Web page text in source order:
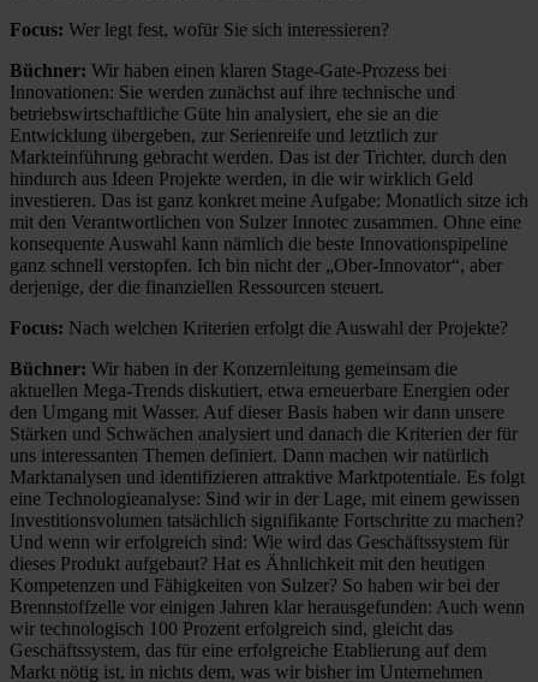
Focus: Wer legt fest, wofür Sie sich interessieren?
Büchner: Wir haben einen klaren Stage-Gate-Prozess bei
Innovationen: Sie werden zunächst auf ihre technische und
betriebswirtschaftliche Güte hin analysiert, ehe sie an die
Entwicklung übergeben, zur Serienreife und letztlich zur
Markteinführung gebracht werden. Das ist der Trichter, durch den
hindurch aus Ideen Projekte werden, in die wir wirklich Geld
investieren. Das ist ganz konkret meine Aufgabe: Monatlich sitze ich
mit den Verantwortlichen von Sulzer Innotec zusammen. Ohne eine
konsequente Auswahl kann nämlich die beste Innovationspipeline
ganz schnell verstopfen. Ich bin nicht der „Ober-Innovator“, aber
derjenige, der die finanziellen Ressourcen steuert.
Focus: Nach welchen Kriterien erfolgt die Auswahl der Projekte?
Büchner: Wir haben in der Konzernleitung gemeinsam die
aktuellen Mega-Trends diskutiert, etwa erneuerbare Energien oder
den Umgang mit Wasser. Auf dieser Basis haben wir dann unsere
Stärken und Schwächen analysiert und danach die Kriterien der für
uns interessanten Themen definiert. Dann machen wir natürlich
Marktanalysen und identifizieren attraktive Marktpotentiale. Es folgt
eine Technologieanalyse: Sind wir in der Lage, mit einem gewissen
Investitionsvolumen tatsächlich signifikante Fortschritte zu machen?
Und wenn wir erfolgreich sind: Wie wird das Geschäftssystem für
dieses Produkt aufgebaut? Hat es Ähnlichkeit mit den heutigen
Kompetenzen und Fähigkeiten von Sulzer? So haben wir bei der
Brennstoffzelle vor einigen Jahren klar herausgefunden: Auch wenn
wir technologisch 100 Prozent erfolgreich sind, gleicht das
Geschäftssystem, das für eine erfolgreiche Etablierung auf dem
Markt nötig ist, in nichts dem, was wir bisher im Unternehmen